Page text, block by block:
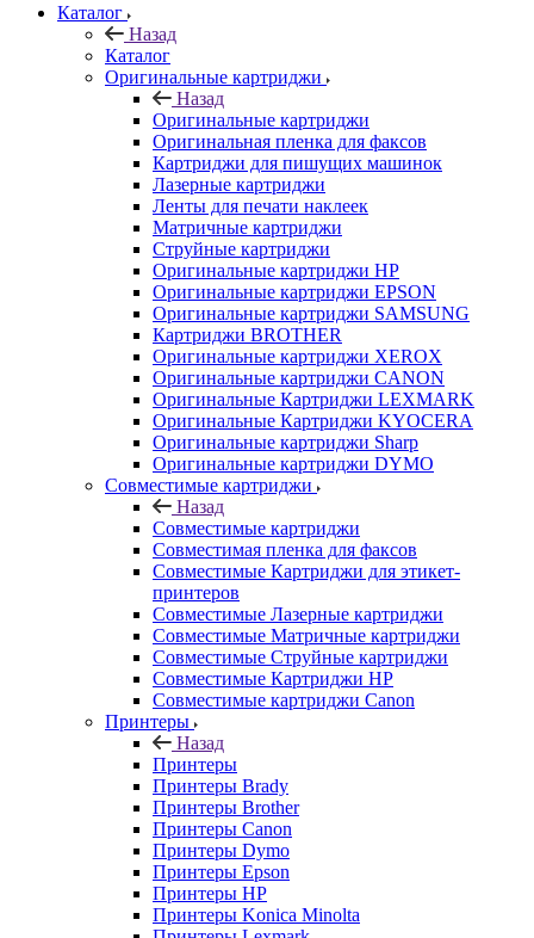
Каталог
Назад
Каталог
Оригинальные картриджи
Назад
Оригинальные картриджи
Оригинальная пленка для факсов
Картриджи для пишущих машинок
Лазерные картриджи
Ленты для печати наклеек
Матричные картриджи
Струйные картриджи
Оригинальные картриджи HP
Оригинальные картриджи EPSON
Оригинальные картриджи SAMSUNG
Картриджи BROTHER
Оригинальные картриджи XEROX
Оригинальные картриджи CANON
Оригинальные Картриджи LEXMARK
Оригинальные Картриджи KYOCERA
Оригинальные картриджи Sharp
Оригинальные картриджи DYMO
Совместимые картриджи
Назад
Совместимые картриджи
Совместимая пленка для факсов
Совместимые Картриджи для этикет-
принтеров
Совместимые Лазерные картриджи
Совместимые Матричные картриджи
Совместимые Струйные картриджи
Совместимые Картриджи HP
Совместимые картриджи Canon
Принтеры
Назад
Принтеры
Принтеры Brady
Принтеры Brother
Принтеры Canon
Принтеры Dymo
Принтеры Epson
Принтеры HP
Принтеры Konica Minolta